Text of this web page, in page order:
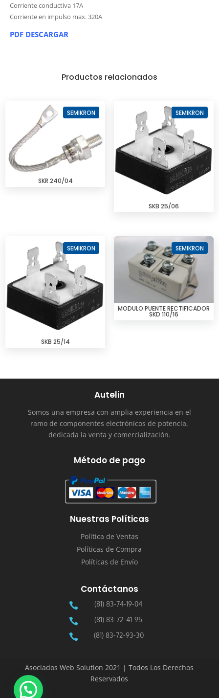
Corriente conductiva 17A
Corriente en impulso max. 320A
PDF DESCARGAR
Productos relacionados
SEMIKRON
SKR 240/04
SEMIKRON
SKB 25/06
SEMIKRON
SKB 25/14
SEMIKRON
MODULO PUENTE RECTIFICADOR
SKD 110/16
Autelin
Somos una empresa con amplia experiencia en el
ramo de componentes electrónicos de potencia,
dedicada la venta y comercialización.
Método de pago
Nuestras Políticas
Política de Ventas
Políticas de Compra
Políticas de Envío
Contáctanos
 (81) 83-74-19-04
 (81) 83-72-41-95
 (81) 83-72-93-30
Asociados Web Solution 2021 | Todos Los Derechos
Reservados